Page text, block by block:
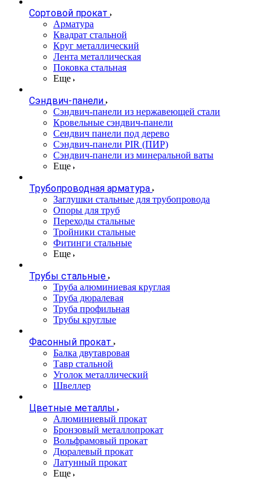
Сортовой прокат
Арматура
Квадрат стальной
Круг металлический
Лента металлическая
Поковка стальная
Еще
Сэндвич-панели
Cэндвич-панели из нержавеющей стали
Кровельные сэндвич-панели
Сендвич панели под дерево
Сэндвич-панели PIR (ПИР)
Сэндвич-панели из минеральной ваты
Еще
Трубопроводная арматура
Заглушки стальные для трубопровода
Опоры для труб
Переходы стальные
Тройники стальные
Фитинги стальные
Еще
Трубы стальные
Труба алюминиевая круглая
Труба дюралевая
Труба профильная
Трубы круглые
Фасонный прокат
Балка двутавровая
Тавр стальной
Уголок металлический
Швеллер
Цветные металлы
Алюминиевый прокат
Бронзовый металлопрокат
Вольфрамовый прокат
Дюралевый прокат
Латунный прокат
Еще